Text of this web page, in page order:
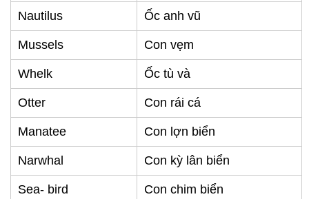
Nautilus Ốc anh vũ
Mussels Con vẹm
Whelk Ốc tù và
Otter Con rái cá
Manatee Con lợn biển
Narwhal Con kỳ lân biển
Sea- bird Con chim biển